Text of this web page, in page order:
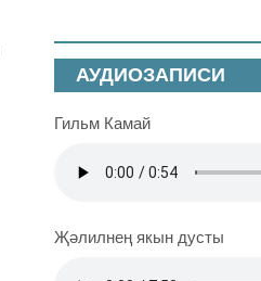
АУДИОЗАПИСИ
Гильм Камай
Җәлилнең якын дусты